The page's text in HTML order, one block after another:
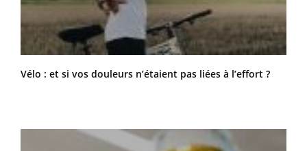
Vélo : et si vos douleurs n’étaient pas liées à l’effort ?